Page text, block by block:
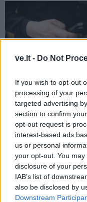
ve.lt - Do Not
If you wish to opt-out
processing of your
targeted advertising
section to confirm
opt-out request is
interest-based ads
us or personal
your opt-out. You
disclosure of your
IAB’s list of
also be disclosed by
Downstream
Sukčių atsiųstą
paspaudęs vilnietis
neteko 13,7 tūkst.